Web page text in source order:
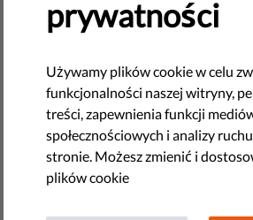
"Znaczenie": Nowe
cenzurę w sieci?
Wytyczne dotyczące praw autorskich
kontrowersyjny system nie zapewniając
zabezpieczeń. Może się to okazać
Oto dlaczego.
prywatności
Używamy plików cookie w celu
funkcjonalności naszej witryny,
treści, zapewnienia funkcji
społecznościowych i analizy
stronie. Możesz zmienić i
plików cookie